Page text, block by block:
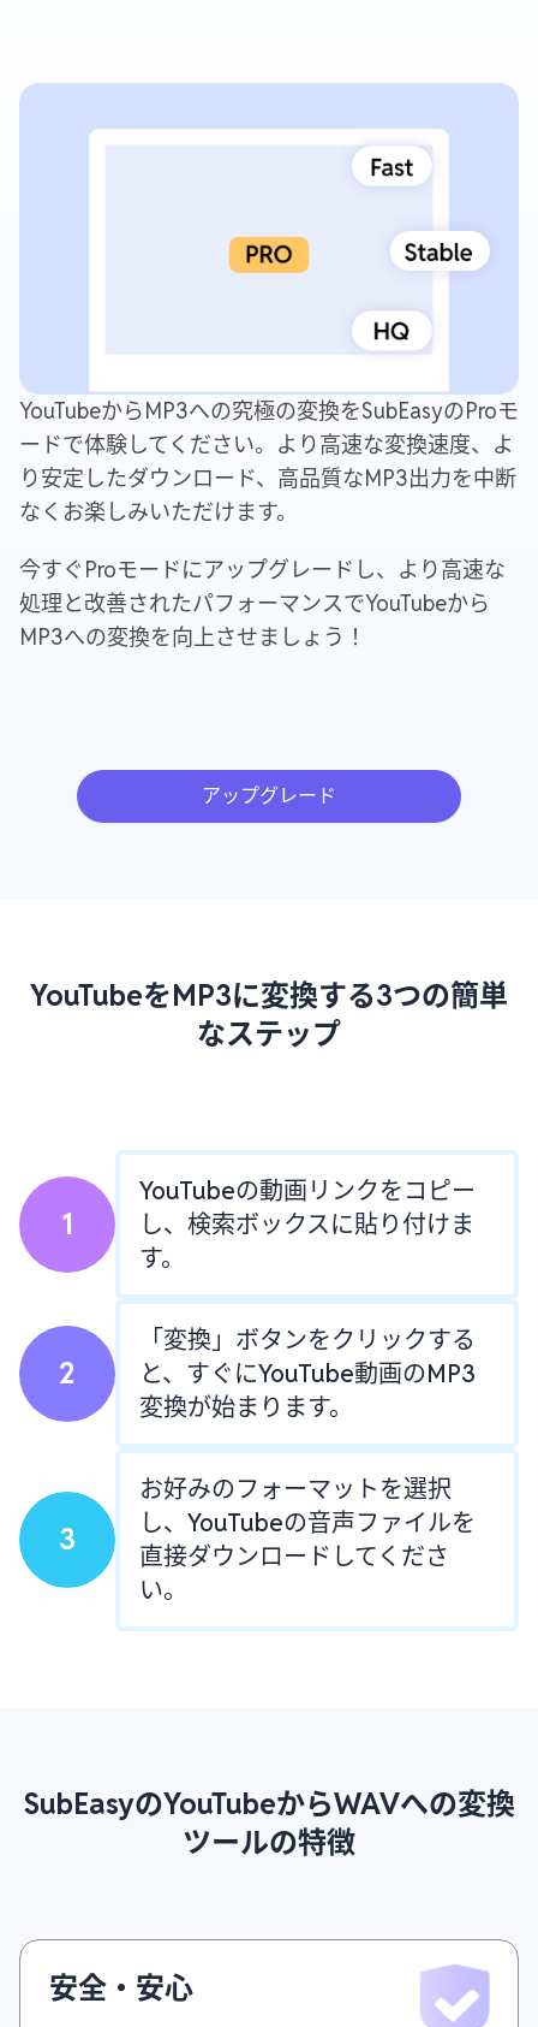
YouTubeからMP3への究極の変換をSubEasyのProモ
ードで体験してください。より高速な変換速度、よ
り安定したダウンロード、高品質なMP3出力を中断
なくお楽しみいただけます。
今すぐProモードにアップグレードし、より高速な
処理と改善されたパフォーマンスでYouTubeから
MP3への変換を向上させましょう！
アップグレード
YouTubeをMP3に変換する3つの簡単
なステップ
1
YouTubeの動画リンクをコピー
し、検索ボックスに貼り付けま
す。
2
「変換」ボタンをクリックする
と、すぐにYouTube動画のMP3
変換が始まります。
3
お好みのフォーマットを選択
し、YouTubeの音声ファイルを
直接ダウンロードしてくださ
い。
SubEasyのYouTubeからWAVへの変換
ツールの特徴
安全・安心